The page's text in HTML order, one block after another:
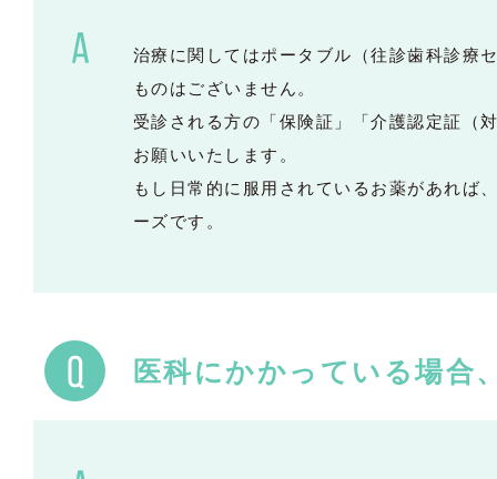
治療に関してはポータブル（往診歯科診療
ものはございません。
受診される方の「保険証」「介護認定証（
お願いいたします。
もし日常的に服用されているお薬があれば
ーズです。
医科にかかっている場合